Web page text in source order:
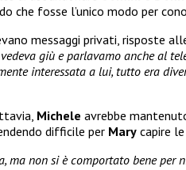
che fosse l’unico modo per
messaggi privati, risposte
giù e parlavamo anche al
interessata a lui, tutto era
Michele avrebbe
difficile per Mary capire
ma non si è comportato bene per